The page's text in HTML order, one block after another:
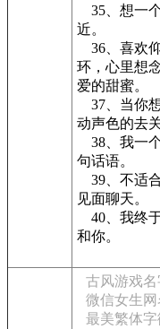
35、想一
近。
36、喜欢
环，心里想
爱的甜蜜。
37、当你
动声色的去
38、我一
句话语。
39、不适
见面聊天。
40、我终
和你。
古风游戏名
微信女生网
最美繁体